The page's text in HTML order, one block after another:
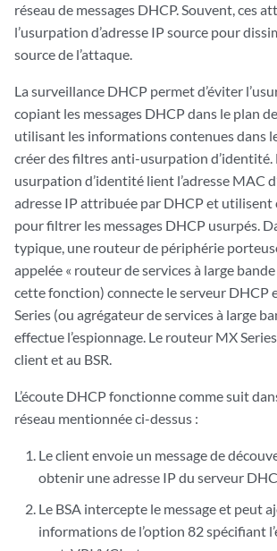
réseau de messages DHCP. Souvent, ces
l’usurpation d’adresse IP source pour
source de l’attaque.
La surveillance DHCP permet d’éviter
copiant les messages DHCP dans le plan
utilisant les informations contenues dans
créer des filtres anti-usurpation d’identité.
usurpation d’identité lient l’adresse MAC
adresse IP attribuée par DHCP et
pour filtrer les messages DHCP usurpés.
typique, une routeur de périphérie
appelée « routeur de services à large bande
cette fonction) connecte le serveur DHCP
Series (ou agrégateur de services à large
effectue l’espionnage. Le routeur MX
client et au BSR.
L’écoute DHCP fonctionne comme suit
réseau mentionnée ci-dessus :
Le client envoie un message de
obtenir une adresse IP du serveur
Le BSA intercepte le message et peut
informations de l’option 82 spécifiant